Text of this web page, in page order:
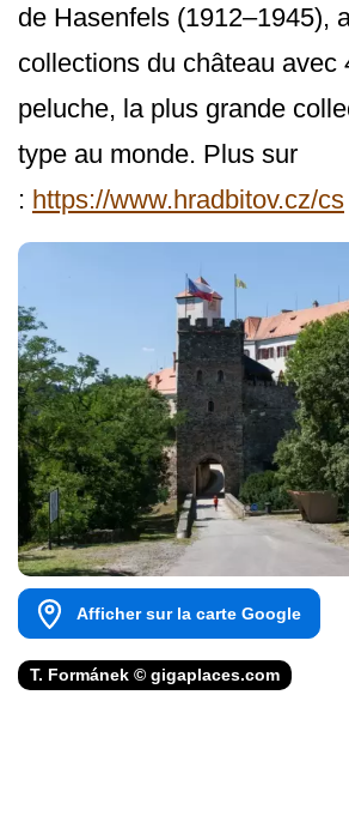
de Hasenfels (1912–1945),
collections du château avec
peluche, la plus grande
type au monde. Plus sur
: https://www.hradbitov.cz/cs
Afficher sur la carte Google
T. Formánek © gigaplaces.com